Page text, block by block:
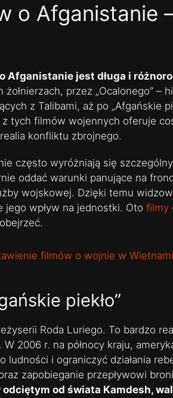
o Afganistanie
Afganistanie jest długa i
przez „Ocalonego” –
z Talibami, aż po „Afgańskie
z tych filmów wojennych oferuje
konfliktu zbrojnego.
często wyróżniają się
oddać warunki panujące na
wojskowej. Dzięki temu
wpływ na jednostki. Oto filmy
filmów o wojnie w
piekło”
Roda Luriego. To bardzo
2006 r. na północy kraju,
ludności i ograniczyć działania
zapobieganie przepływowi
odciętym od świata Kamdesh,